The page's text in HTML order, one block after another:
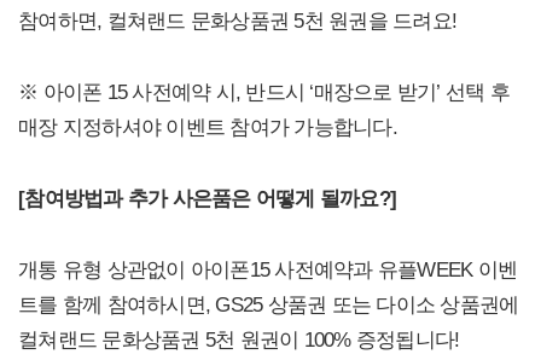
참여하면, 컬쳐랜드 문화상품권 5천 원권을 드려요!
※ 아이폰 15 사전예약 시, 반드시 ‘매장으로 받기’ 선택 후
매장 지정하셔야 이벤트 참여가 가능합니다.
[참여방법과 추가 사은품은 어떻게 될까요?]
개통 유형 상관없이 아이폰15 사전예약과 유플WEEK 이벤
트를 함께 참여하시면, GS25 상품권 또는 다이소 상품권에
컬쳐랜드 문화상품권 5천 원권이 100% 증정됩니다!